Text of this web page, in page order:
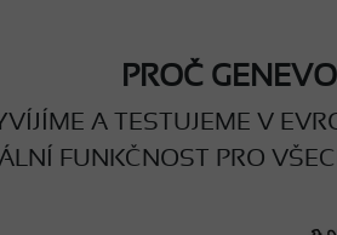
PROČ GENEVO
A TESTUJEME V
FUNKČNOST PRO